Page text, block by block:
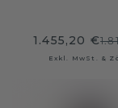
1.455,20 €
Exkl. MwSt. &